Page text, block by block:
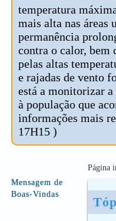
temperatura
mais alta nas áreas
permanência
contra o calor, bem
pelas altas
e rajadas de vento
está a monitorizar
à população que
informações mais
17H15 )
Mensagem de
Boas-Vindas
Página